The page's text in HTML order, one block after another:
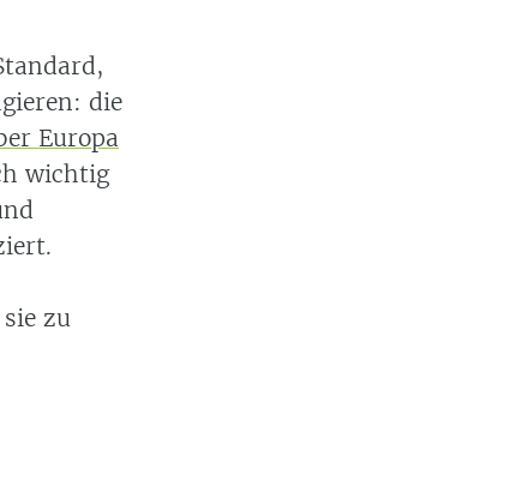
die
Europa
wichtig
zu